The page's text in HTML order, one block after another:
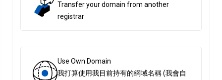
Transfer your domain from another
registrar
Use Own Domain
我打算使用我目前持有的網域名稱 (我會自